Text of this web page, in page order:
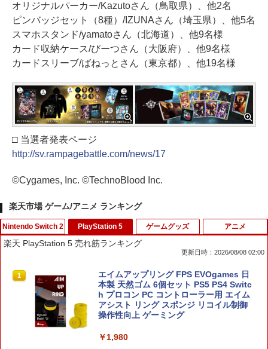
オリジナルパーカー/Kazutoさん（鳥取県）、他2名
ピンバッジセット（8種）/IZUNAさん（埼玉県）、他5名
スマホスタンド/yamatoさん（北海道）、他9名様
カード収納ケース/びーつさん（大阪府）、他9名様
カードスリーブ/ばねっとさん（東京都）、他19名様
□ 当選者発表ページ
http://sv.rampagebattle.com/news/17
©Cygames, Inc. ©TechnoBlood Inc.
楽天市場 ゲーム/アニメ ランキング
Nintendo Switch 2
1
【10%OFFクーポン配布中】【365日完
全保証】 Nintendo Switch2 保護フィル
ム 任天堂 Switch2 フィルム スイッチ2
保護フィルム ブルーライトカット 7.9イ
ンチ 10H ガラスザムライ 液晶保護フィ
PlayStation 5
楽天 PlayStation 5 売れ筋ランキング
更新日時：2026/08/08 02:00
1
エイムアップリング FPS EVOgames 日
本製 天然ゴム 6個セット PS5 PS4 Switc
h プロコン PC コントローラー用 エイム
アシスト リング スポンジ リコイル制御
操作性向上 ゲーミング
￥1,980
ゲームグッズ アニメ